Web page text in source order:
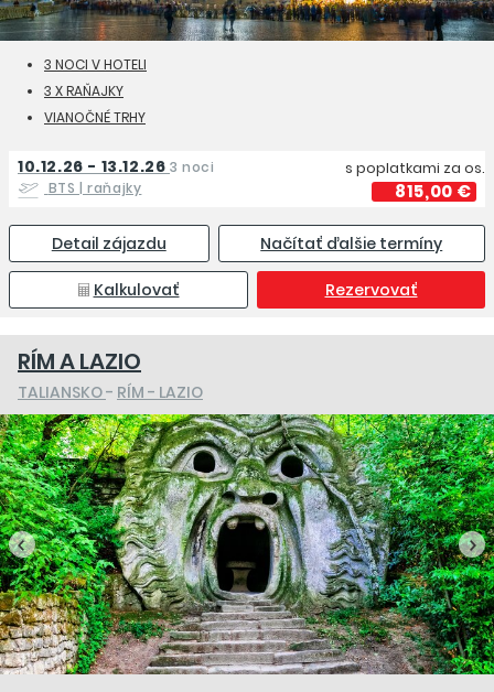
3 NOCI V HOTELI
3 X RAŇAJKY
VIANOČNÉ TRHY
10.12.26 - 13.12.26 3 noci
BTS| raňajky
s poplatkami za os.
815,00 €
Detail zájazdu Načítať ďalšie termíny
Kalkulovať Rezervovať
RÍM A LAZIO
TALIANSKO- RÍM - LAZIO